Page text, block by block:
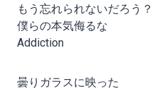
もう忘れられないだろう？
僕らの本気侮るな
Addiction
曇りガラスに映った